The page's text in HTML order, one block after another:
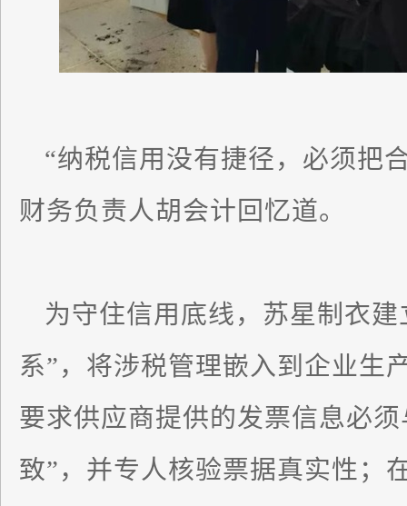
“纳税信用没有捷径，必须把
财务负责人胡会计回忆道。
为守住信用底线，苏星制衣
系”，将涉税管理嵌入到企业生
要求供应商提供的发票信息必
致”，并专人核验票据真实性；